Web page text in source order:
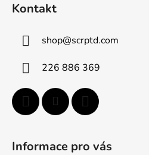
Kontakt
shop@scrptd.com
226 886 369
Informace pro vás